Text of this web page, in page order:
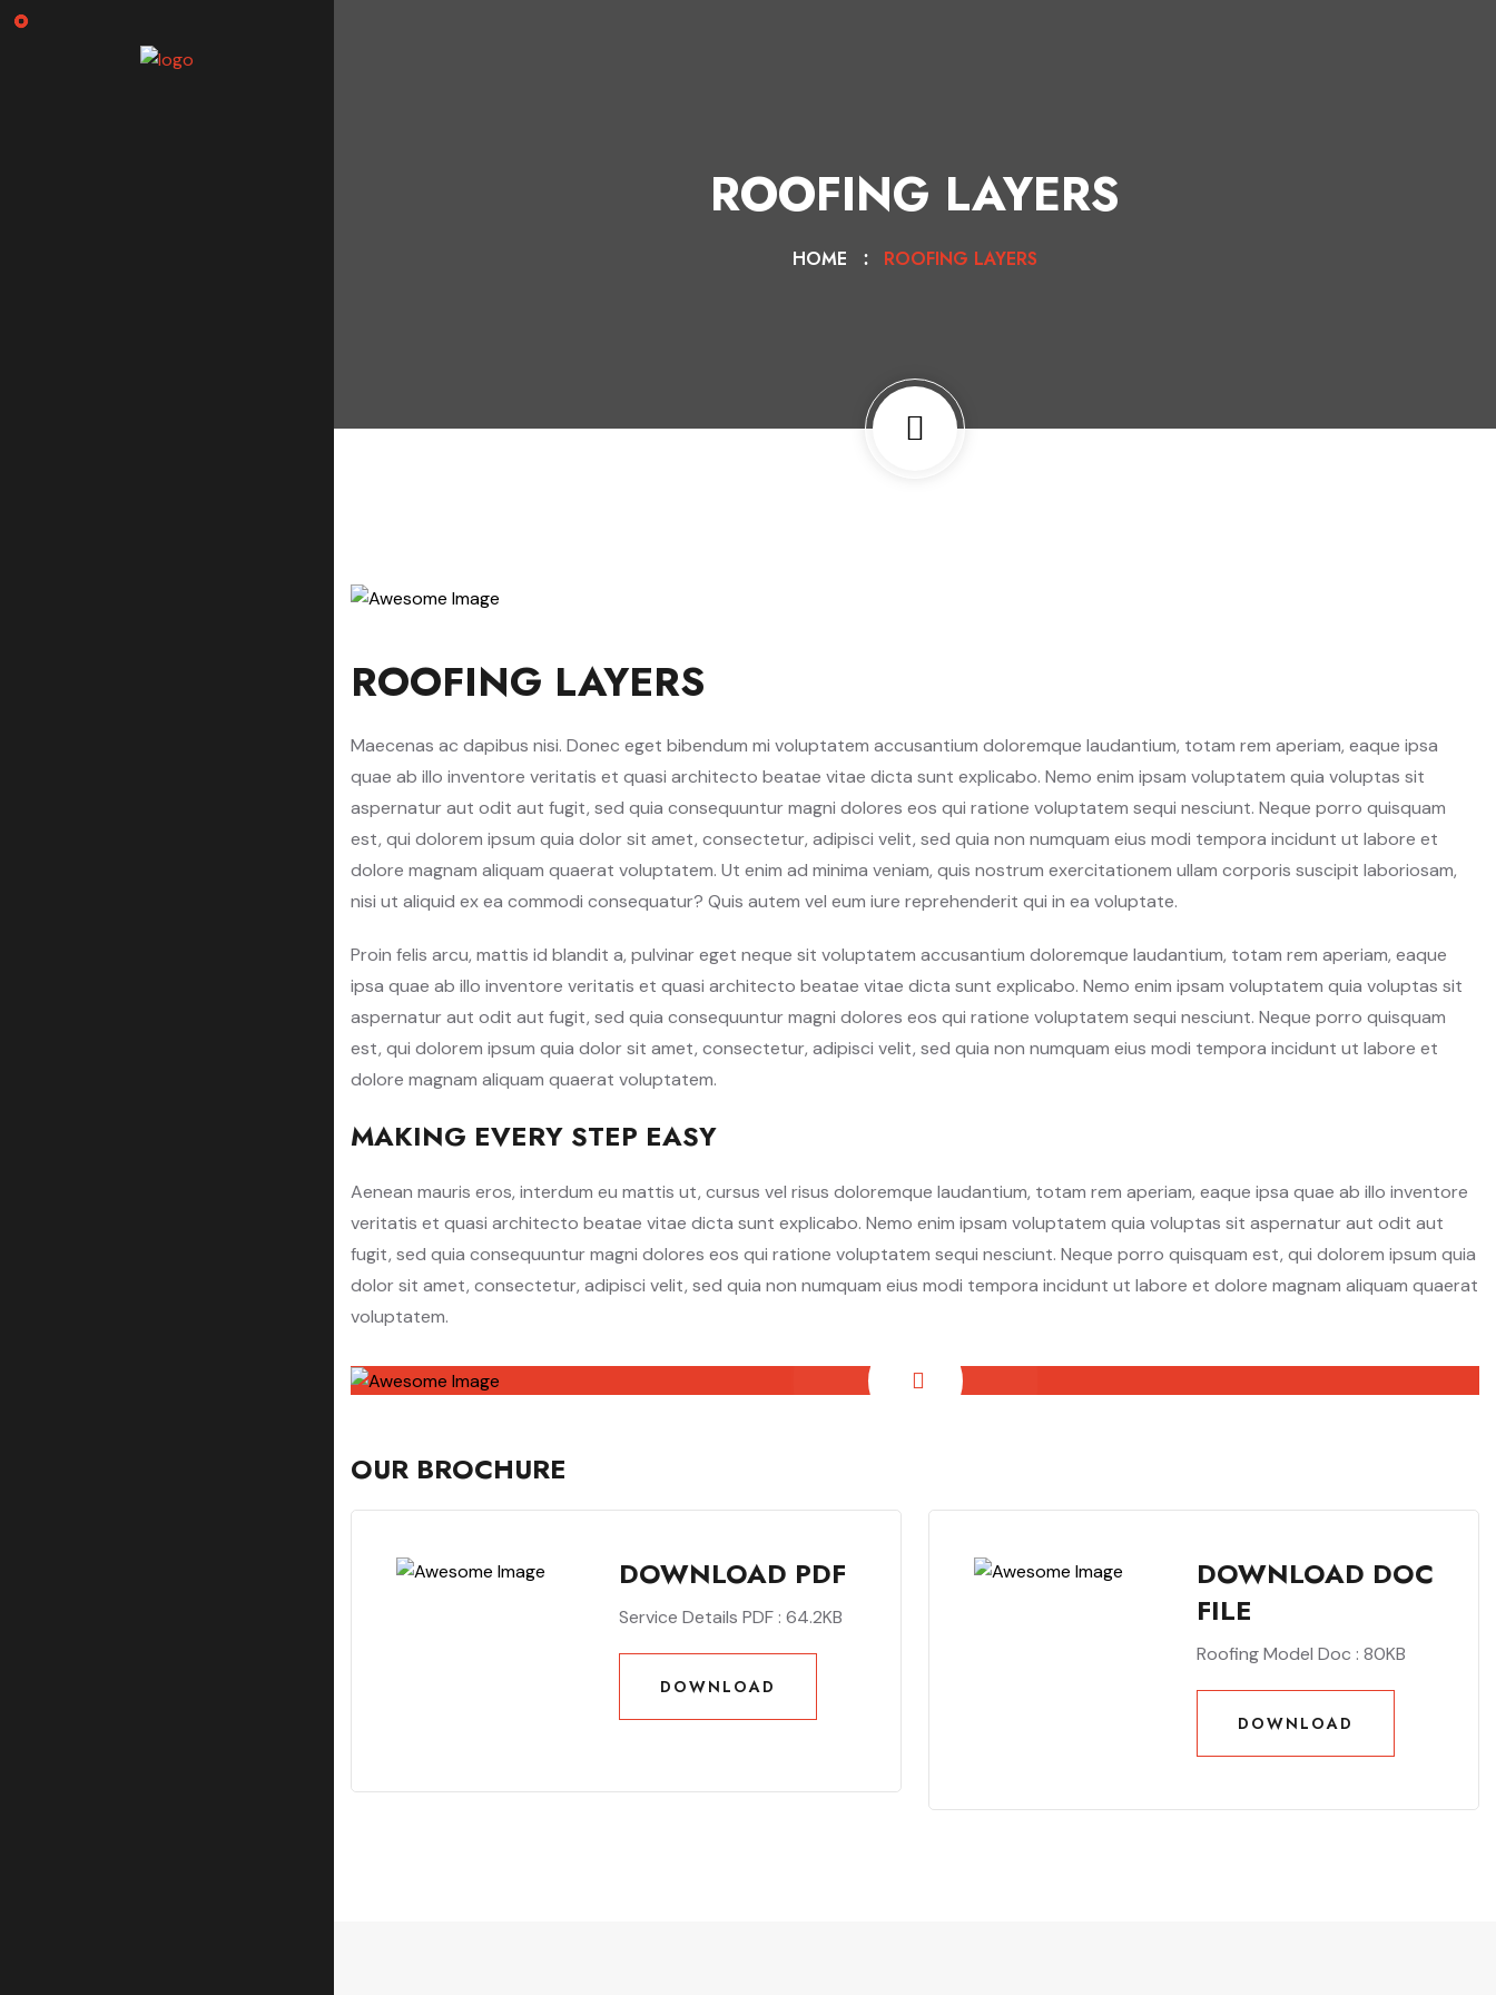
ROOFING LAYERS
HOME ROOFING LAYERS
ROOFING LAYERS
Maecenas ac dapibus nisi. Donec eget bibendum mi voluptatem accusantium doloremque laudantium, totam rem aperiam, eaque ipsa
quae ab illo inventore veritatis et quasi architecto beatae vitae dicta sunt explicabo. Nemo enim ipsam voluptatem quia voluptas sit
aspernatur aut odit aut fugit, sed quia consequuntur magni dolores eos qui ratione voluptatem sequi nesciunt. Neque porro quisquam
est, qui dolorem ipsum quia dolor sit amet, consectetur, adipisci velit, sed quia non numquam eius modi tempora incidunt ut labore et
dolore magnam aliquam quaerat voluptatem. Ut enim ad minima veniam, quis nostrum exercitationem ullam corporis suscipit laboriosam,
nisi ut aliquid ex ea commodi consequatur? Quis autem vel eum iure reprehenderit qui in ea voluptate.
Proin felis arcu, mattis id blandit a, pulvinar eget neque sit voluptatem accusantium doloremque laudantium, totam rem aperiam, eaque
ipsa quae ab illo inventore veritatis et quasi architecto beatae vitae dicta sunt explicabo. Nemo enim ipsam voluptatem quia voluptas sit
aspernatur aut odit aut fugit, sed quia consequuntur magni dolores eos qui ratione voluptatem sequi nesciunt. Neque porro quisquam
est, qui dolorem ipsum quia dolor sit amet, consectetur, adipisci velit, sed quia non numquam eius modi tempora incidunt ut labore et
dolore magnam aliquam quaerat voluptatem.
MAKING EVERY STEP EASY
Aenean mauris eros, interdum eu mattis ut, cursus vel risus doloremque laudantium, totam rem aperiam, eaque ipsa quae ab illo inventore
veritatis et quasi architecto beatae vitae dicta sunt explicabo. Nemo enim ipsam voluptatem quia voluptas sit aspernatur aut odit aut
fugit, sed quia consequuntur magni dolores eos qui ratione voluptatem sequi nesciunt. Neque porro quisquam est, qui dolorem ipsum quia
dolor sit amet, consectetur, adipisci velit, sed quia non numquam eius modi tempora incidunt ut labore et dolore magnam aliquam quaerat
voluptatem.
OUR BROCHURE
DOWNLOAD PDF
Service Details PDF : 64.2KB
DOWNLOAD
DOWNLOAD
DOWNLOAD DOC
FILE
Roofing Model Doc : 80KB
DOWNLOAD
DOWNLOAD